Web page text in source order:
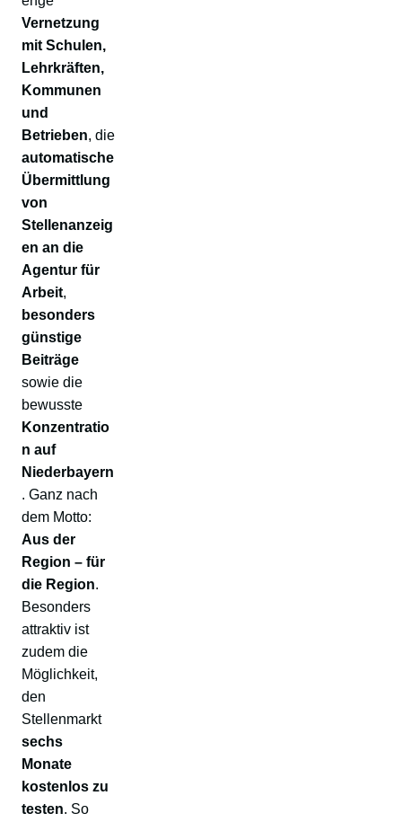
Vernetzung
mit Schulen,
Lehrkräften,
Kommunen
und
Betrieben, die
automatische
Übermittlung
von
Stellenanzeig
en an die
Agentur für
Arbeit,
besonders
günstige
Beiträge
sowie die
bewusste
Konzentratio
n auf
Niederbayern
. Ganz nach
dem Motto:
Aus der
Region – für
die Region.
Besonders
attraktiv ist
zudem die
Möglichkeit,
den
Stellenmarkt
sechs
Monate
kostenlos zu
testen. So